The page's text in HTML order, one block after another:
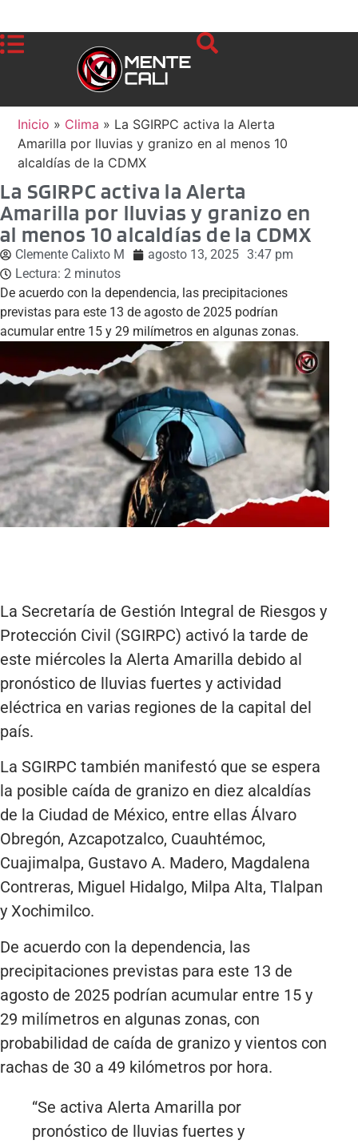
Inicio » Clima » La SGIRPC activa la Alerta
Amarilla por lluvias y granizo en al menos 10
alcaldías de la CDMX
La SGIRPC activa la Alerta
Amarilla por lluvias y granizo en
al menos 10 alcaldías de la CDMX
Clemente Calixto M agosto 13, 2025 3:47 pm
Lectura: 2 minutos
De acuerdo con la dependencia, las precipitaciones
previstas para este 13 de agosto de 2025 podrían
acumular entre 15 y 29 milímetros en algunas zonas.
La Secretaría de Gestión Integral de Riesgos y
Protección Civil (SGIRPC) activó la tarde de
este miércoles la Alerta Amarilla debido al
pronóstico de lluvias fuertes y actividad
eléctrica en varias regiones de la capital del
país.
La SGIRPC también manifestó que se espera
la posible caída de granizo en diez alcaldías
de la Ciudad de México, entre ellas Álvaro
Obregón, Azcapotzalco, Cuauhtémoc,
Cuajimalpa, Gustavo A. Madero, Magdalena
Contreras, Miguel Hidalgo, Milpa Alta, Tlalpan
y Xochimilco.
De acuerdo con la dependencia, las
precipitaciones previstas para este 13 de
agosto de 2025 podrían acumular entre 15 y
29 milímetros en algunas zonas, con
probabilidad de caída de granizo y vientos con
rachas de 30 a 49 kilómetros por hora.
“Se activa Alerta Amarilla por
pronóstico de lluvias fuertes y